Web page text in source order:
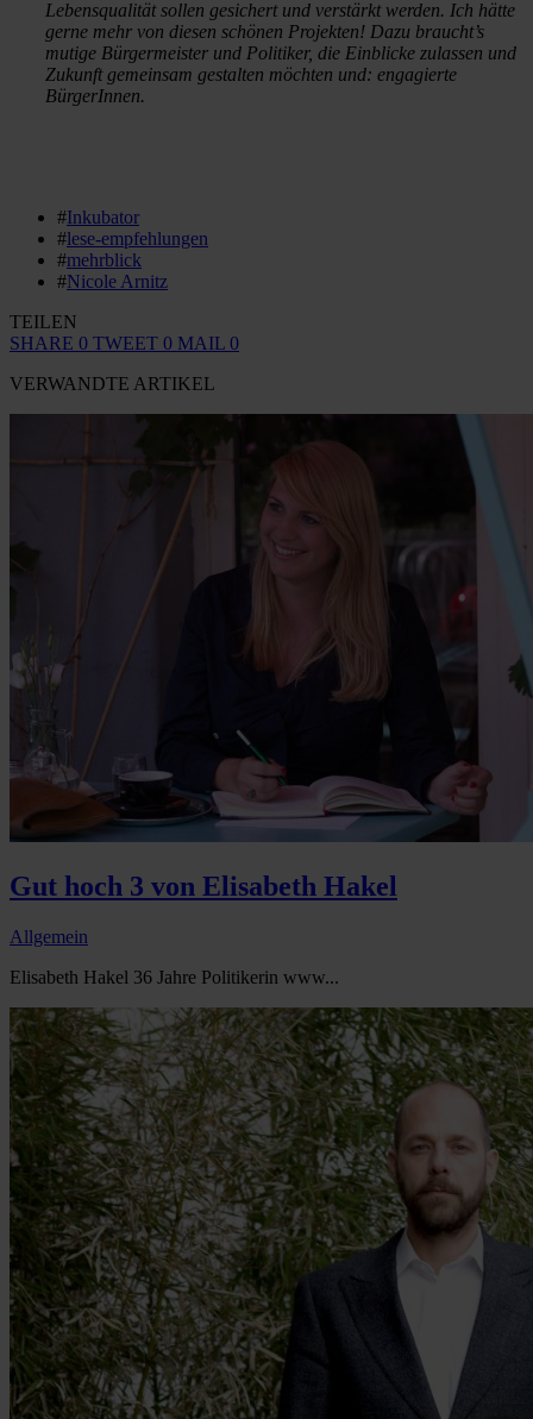
Lebensqualität sollen gesichert und verstärkt werden. Ich hätte
gerne mehr von diesen schönen Projekten! Dazu braucht’s
mutige Bürgermeister und Politiker, die Einblicke zulassen und
Zukunft gemeinsam gestalten möchten und: engagierte
BürgerInnen.
#Inkubator
#lese-empfehlungen
#mehrblick
#Nicole Arnitz
TEILEN
SHARE 0 TWEET 0 MAIL 0
VERWANDTE ARTIKEL
Gut hoch 3 von Elisabeth Hakel
Allgemein
Elisabeth Hakel 36 Jahre Politikerin www...